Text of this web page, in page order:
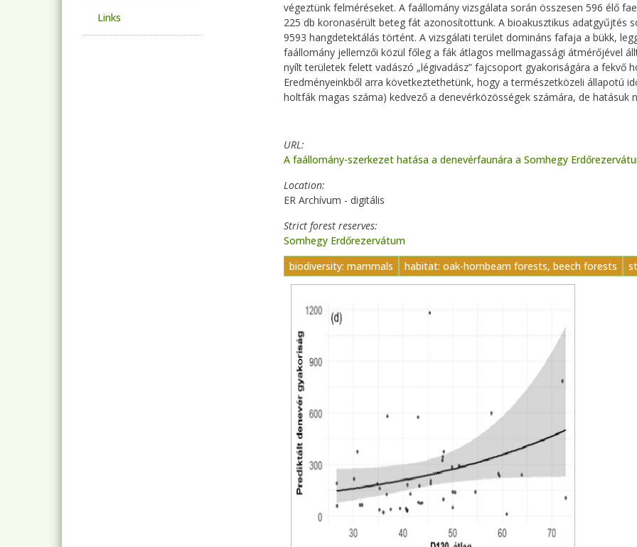
végeztünk felméréseket. A faállomány vizsgálata során összesen 596 élő
225 db koronasérült beteg fát azonosítottunk. A bioakusztikus adatgyűjtés
9593 hangdetektálás történt. A vizsgálati terület domináns fafaja a bükk,
faállomány jellemzői közül főleg a fák átlagos mellmagassági átmérőjével
nyílt területek felett vadászó „légivadász” fajcsoport gyakoriságára a fekvő
Eredményeinkből arra következtethetünk, hogy a természetközeli állapotú
holtfák magas száma) kedvező a denevérközösségek számára, de
URL
A faállomány-szerkezet hatása a denevérfaunára a Somhegy
Location
ER Archívum - digitális
Strict forest reserves
Somhegy Erdőrezervátum
biodiversity: mammals
habitat: oak-hornbeam forests, beech forests
Links